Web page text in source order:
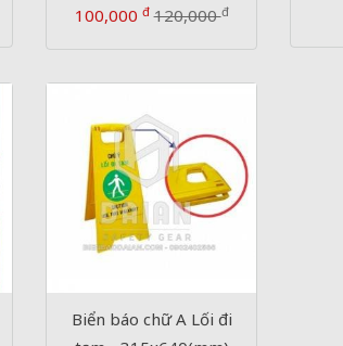
100,000 đ 120,000đ
Biển báo chữ A Lối đi